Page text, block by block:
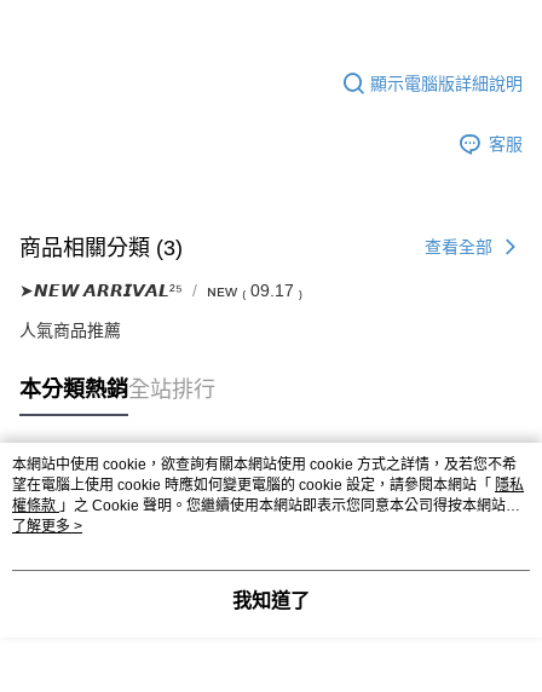
顯示電腦版詳細說明
客服
商品相關分類 (3) 查看全部
➤𝙉𝙀𝙒 𝘼𝙍𝙍𝙄𝙑𝘼𝙇²⁵ ɴᴇᴡ ₍ 09.17 ₎
人氣商品推薦
本分類熱銷全站排行
熱門標籤
本網站中使用 cookie，欲查詢有關本網站使用 cookie 方式之詳情，及若您不希
望在電腦上使用 cookie 時應如何變更電腦的 cookie 設定，請參閱本網站「 隱私
權條款 」之 Cookie 聲明。您繼續使用本網站即表示您同意本公司得按本網站使
用條款之 Cookie 聲明使用 cookie。
了解更多 >
我知道了